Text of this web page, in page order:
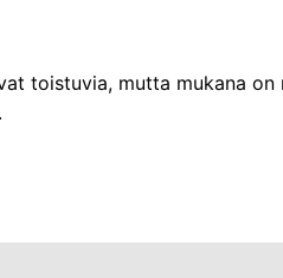
toistuvia, mutta mukana on